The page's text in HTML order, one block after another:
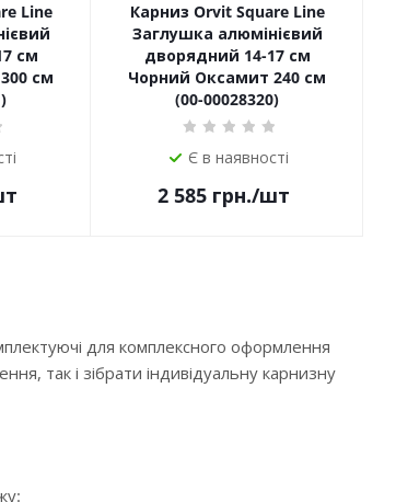
Line
см
см
Карниз Orvit Square Line
Заглушка алюмінієвий
дворядний 14-17 см
Чорний Оксамит 240 см
(00-00028320)
Є в наявності
2 585грн./шт
для комплексного оформлення
так і зібрати індивідуальну карнизну